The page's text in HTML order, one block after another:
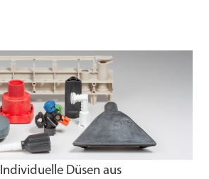
Individuelle Düsen aus